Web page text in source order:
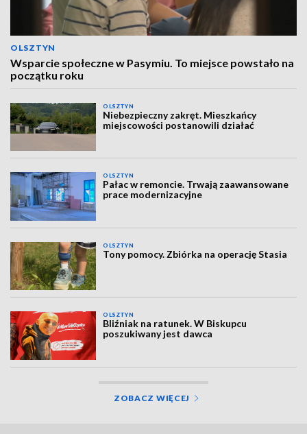
OLSZTYN
Wsparcie społeczne w Pasymiu. To miejsce powstało na
początku roku
OLSZTYN
Niebezpieczny zakręt. Mieszkańcy
miejscowości postanowili działać
OLSZTYN
Pałac w remoncie. Trwają zaawansowane
prace modernizacyjne
OLSZTYN
Tony pomocy. Zbiórka na operację Stasia
OLSZTYN
Bliźniak na ratunek. W Biskupcu
poszukiwany jest dawca
ZOBACZ WIĘCEJ